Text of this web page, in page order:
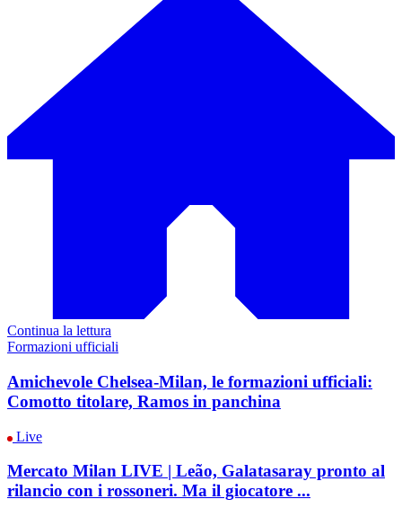
Continua la lettura
Formazioni ufficiali
Amichevole Chelsea-Milan, le formazioni ufficiali:
Comotto titolare, Ramos in panchina
Live
Mercato Milan LIVE | Leão, Galatasaray pronto al
rilancio con i rossoneri. Ma il giocatore ...